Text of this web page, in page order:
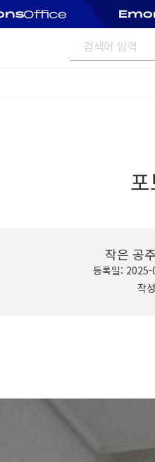
작은 공
등록일:
작